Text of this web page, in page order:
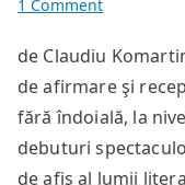
1 Comment
s-
a
mai
întâmplat
de Claudiu
de afirmare şi
fără îndoială, la
debuturi
de afiş al lumii